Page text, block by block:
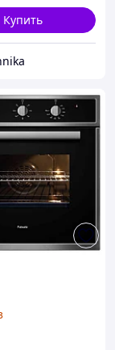
Купить